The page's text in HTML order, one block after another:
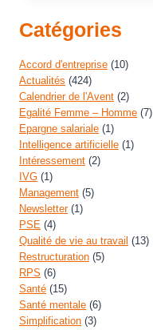
Catégories
Accord d'entreprise (10)
Actualités (424)
Calendrier de l'Avent (2)
Egalité Femme – Homme (7)
Epargne salariale (1)
Intelligence artificielle (1)
Intéressement (2)
IVG (1)
Management (5)
Newsletter(1)
PSE (4)
Qualité de vie au travail (13)
Restructuration (5)
RPS (6)
Santé (15)
Santé mentale (6)
Simplification (3)